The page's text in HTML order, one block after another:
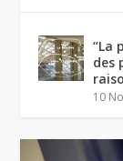
“La
des
10